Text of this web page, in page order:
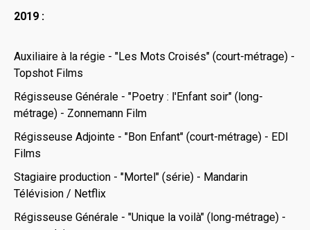
2019 :
Auxiliaire à la régie - "Les Mots Croisés" (court-métrage) -
Topshot Films
Régisseuse Générale - "Poetry : l'Enfant soir" (long-
métrage) - Zonnemann Film
Régisseuse Adjointe - "Bon Enfant" (court-métrage) - EDI
Films
Stagiaire production - "Mortel" (série) - Mandarin
Télévision / Netflix
Régisseuse Générale - "Unique la voilà" (long-métrage) -